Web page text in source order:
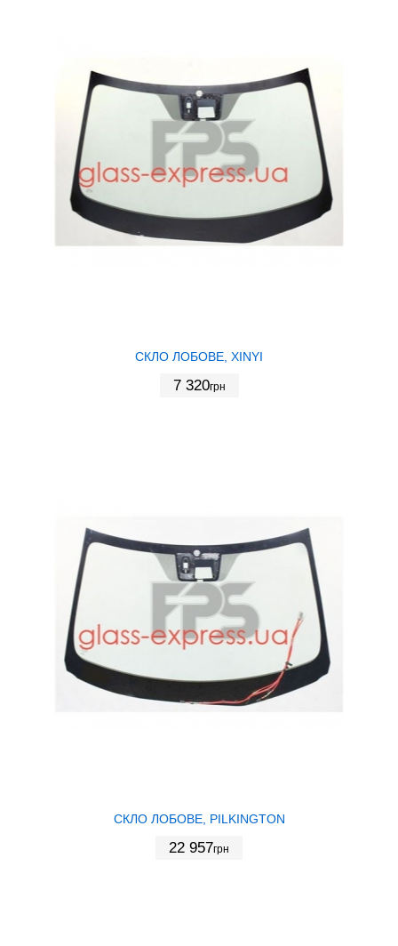
СКЛО ЛОБОВЕ, XINYI
7 320грн
СКЛО ЛОБОВЕ, PILKINGTON
22 957грн